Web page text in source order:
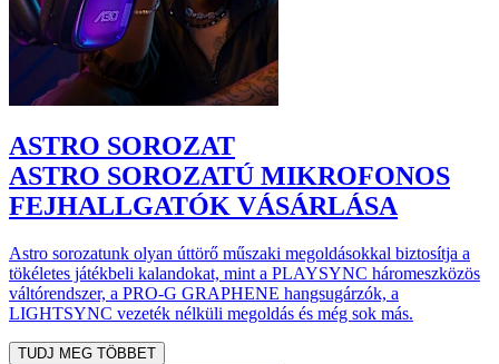
ASTRO SOROZAT
ASTRO SOROZATÚ MIKROFONOS
FEJHALLGATÓK VÁSÁRLÁSA
Astro sorozatunk olyan úttörő műszaki megoldásokkal biztosítja a
tökéletes játékbeli kalandokat, mint a PLAYSYNC háromeszközös
váltórendszer, a PRO-G GRAPHENE hangsugárzók, a
LIGHTSYNC vezeték nélküli megoldás és még sok más.
TUDJ MEG TÖBBET